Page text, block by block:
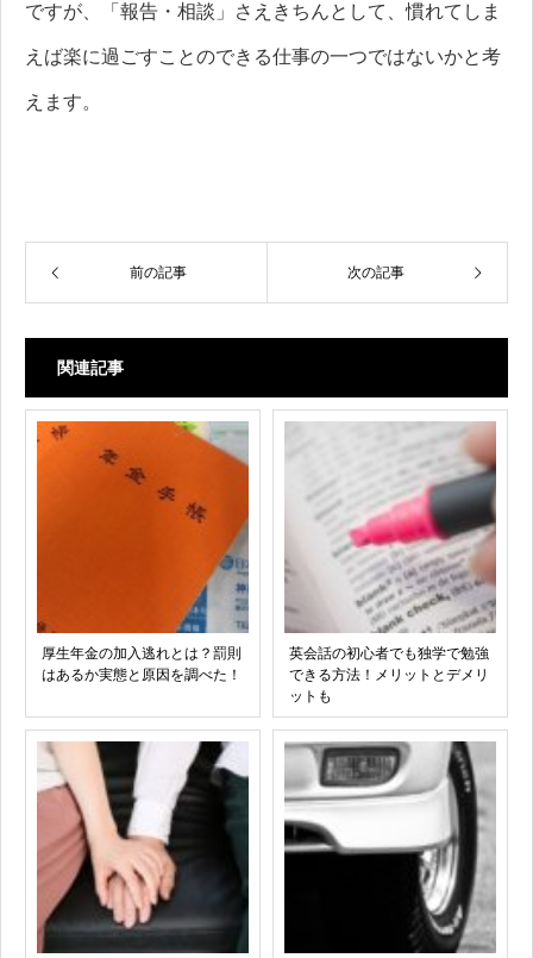
ですが、「報告・相談」さえきちんとして、慣れてしま
えば楽に過ごすことのできる仕事の一つではないかと考
えます。
前の記事 次の記事
関連記事
厚生年金の加入逃れとは？罰則
はあるか実態と原因を調べた！
英会話の初心者でも独学で勉強
できる方法！メリットとデメリ
ットも